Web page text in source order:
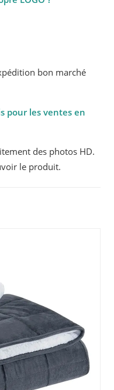
bon marché
pour les ventes en
des photos HD.
le produit.